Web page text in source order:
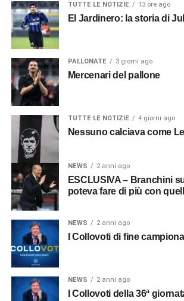
TUTTE LE NOTIZIE 13 ore ago
El Jardinero: la storia di
PALLONATE 3 giorni ago
Mercenari del pallone
TUTTE LE NOTIZIE 4 giorni ago
Nessuno calciava come
NEWS 2 anni ago
ESCLUSIVA – Branchini
poteva fare di più con
NEWS 2 anni ago
I Collovoti di fine
NEWS 2 anni ago
I Collovoti della 36ª